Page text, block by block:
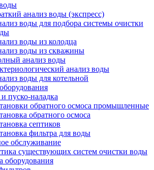
анализ воды (экспресс)
воды для подбора системы очистки
воды из колодца
воды из скважины
анализ воды
анализ воды
воды для котельной
пуско-наладка
обратного осмоса промышленные
обратного осмоса
септиков
фильтра для воды
обслуживание
существующих систем очистки воды
оборудования